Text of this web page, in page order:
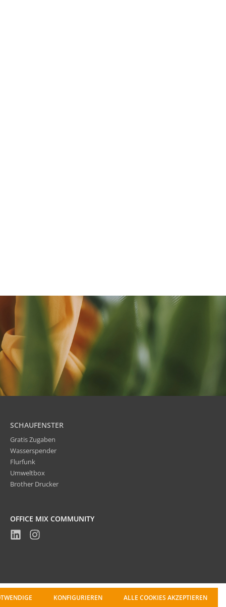
SCHAUFENSTER
Gratis Zugaben
Wasserspender
Flurfunk
Umweltbox
Brother Drucker
OFFICE MIX COMMUNITY
KONFIGURIEREN ALLE COOKIES AKZEPTIEREN